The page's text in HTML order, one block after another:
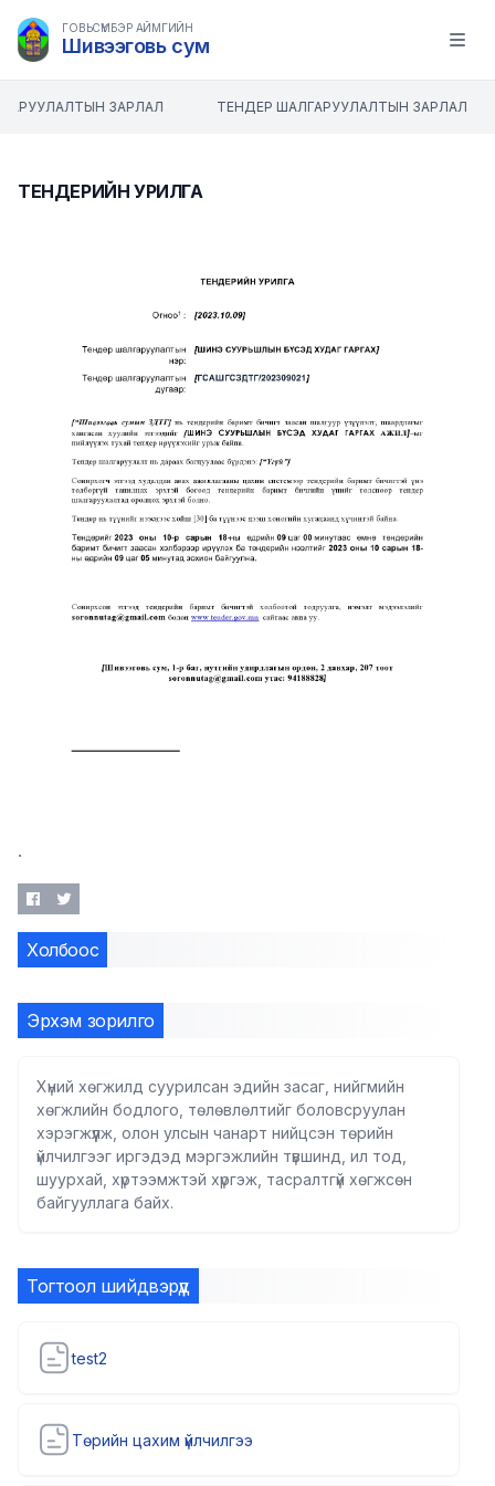
ГОВЬСҮМБЭР АЙМГИЙН
Шивээговь сум Open
ЗАРЛАЛ ТЕНДЕР ШАЛГАРУУЛАЛТЫН ЗАРЛАЛ
ТЕНДЕРИЙН УРИЛГА
.
Холбоос
Эрхэм зорилго
Хүний хөгжилд суурилсан эдийн засаг, нийгмийн
хөгжлийн бодлого, төлөвлөлтийг боловсруулан
хэрэгжүүлж, олон улсын чанарт нийцсэн төрийн
үйлчилгээг иргэдэд мэргэжлийн түвшинд, ил тод,
шуурхай, хүртээмжтэй хүргэж, тасралтгүй хөгжсөн
байгууллага байх.
Тогтоол шийдвэрүүд
test2
Төрийн цахим үйлчилгээ